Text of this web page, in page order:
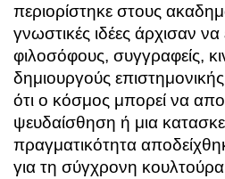
περιορίστηκε στους
γνωστικές ιδέες άρχισαν
φιλοσόφους, συγγραφείς,
δημιουργούς
ότι ο κόσμος μπορεί να
ψευδαίσθηση ή μια
πραγματικότητα
για τη σύγχρονη